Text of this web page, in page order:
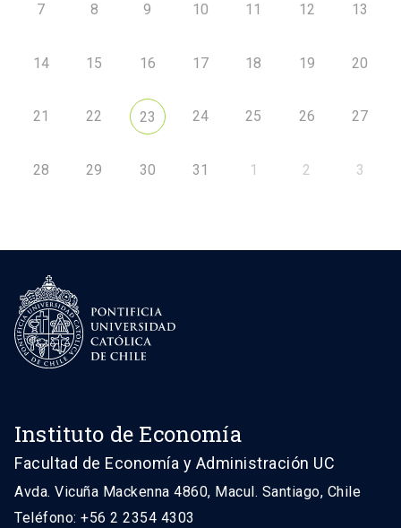
7 8 9 10 11 12 13
14 15 16 17 18 19 20
21 22 23 24 25 26 27
28 29 30 31 1 2 3
Instituto de Economía
Facultad de Economía y Administración UC
Avda. Vicuña Mackenna 4860, Macul. Santiago, Chile
Teléfono: +56 2 2354 4303